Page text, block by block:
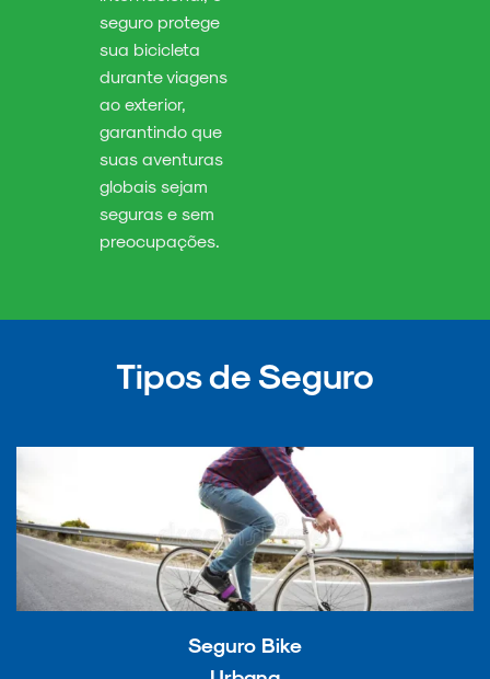
seguro protege
sua bicicleta
durante viagens
ao exterior,
garantindo que
suas aventuras
globais sejam
seguras e sem
preocupações.
Tipos de Seguro
Seguro Bike